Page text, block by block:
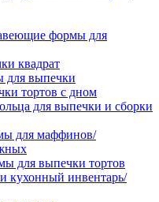
формы для
квадрат
выпечки
тортов с дном
для выпечки и сборки
для маффинов/
для выпечки тортов
кухонный инвентарь/